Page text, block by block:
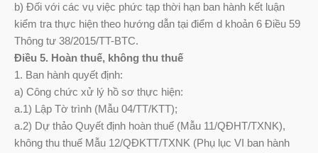
b) Đối với các vụ việc phức tạp thời hạn ban hành kết luận
kiểm tra thực hiện theo hướng dẫn tại điểm d khoản 6 Điều 59
Thông tư 38/2015/TT-BTC.
Điều 5. Hoàn thuế, không thu thuế
1. Ban hành quyết định:
a) Công chức xử lý hồ sơ thực hiện:
a.1) Lập Tờ trình (Mẫu 04/TT/KTT);
a.2) Dự thảo Quyết định hoàn thuế (Mẫu 11/QĐHT/TXNK),
không thu thuế Mẫu 12/QĐKTT/TXNK (Phụ lục VI ban hành